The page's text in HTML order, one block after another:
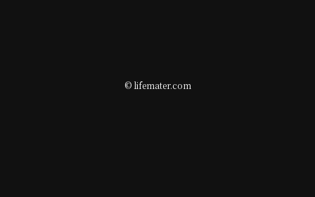
©lifemater.com